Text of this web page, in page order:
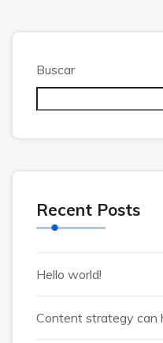
Buscar
Recent Posts
Hello world!
Content strategy can